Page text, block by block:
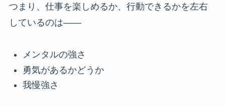
つまり、仕事を楽しめるか、行動できるかを左右
しているのは――
メンタルの強さ
勇気があるかどうか
我慢強さ